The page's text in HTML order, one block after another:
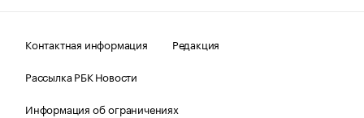
Контактная информация
Редакция
Рассылка РБК Новости
Информация об ограничениях